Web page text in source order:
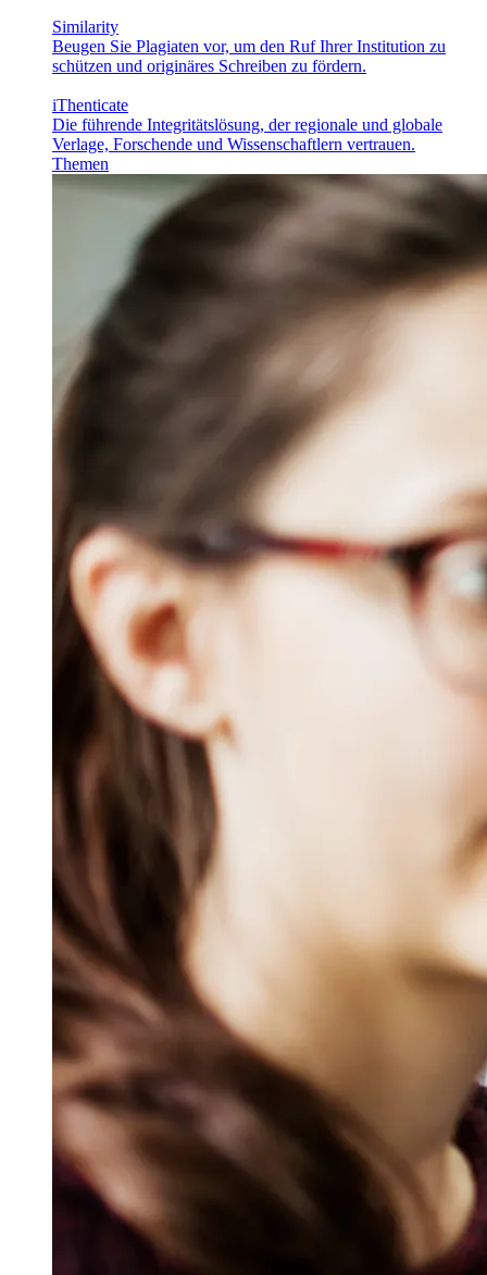
Similarity
Beugen Sie Plagiaten vor, um den Ruf Ihrer Institution zu
schützen und originäres Schreiben zu fördern.
iThenticate
Die führende Integritätslösung, der regionale und globale
Verlage, Forschende und Wissenschaftlern vertrauen.
Themen